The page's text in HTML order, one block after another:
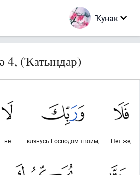
Ҡунак
4, (Ҡатындар)
Нет же,
клянусь Господом твоим,
не